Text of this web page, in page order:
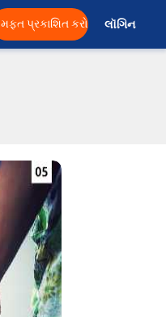
મફત પ્રકાશિત કરો લૉગિન